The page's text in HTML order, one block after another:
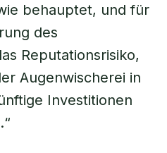
behauptet, und für
des
Reputationsrisiko,
Augenwischerei in
Investitionen